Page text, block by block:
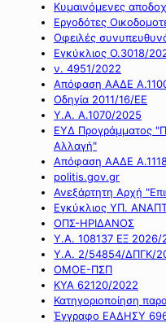
Κυμαινόμενες
Εργοδότες
Οφειλές
Εγκύκλιος Ο.3018/
ν. 4951/2022
Απόφαση ΑΑΔΕ
Οδηγία 2011/16/ΕΕ
Υ.Α. Α.1070/2025
ΕΥΔ Προγράμματος
Αλλαγή"
Απόφαση ΑΑΔΕ
politis.gov.gr
Ανεξάρτητη Αρχή
Εγκύκλιος ΥΠ.
ΟΠΣ-ΗΡΙΔΑΝΟΣ
Υ.Α. 108137 ΕΞ 2026/
Υ.Α. 2/54854/ΔΠΓΚ/
ΟΜΟΕ-ΠΣΠ
ΚΥΑ 62120/2022
Κατηγοριοποίηση
Έγγραφο ΕΑΔΗΣΥ